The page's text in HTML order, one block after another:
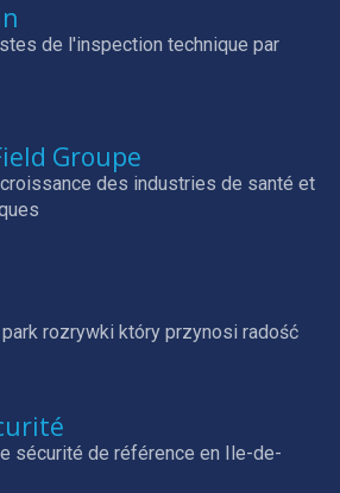
de l'inspection technique par
Groupe
des industries de santé et
rozrywki który przynosi radość
sécurité de référence en Ile-de-